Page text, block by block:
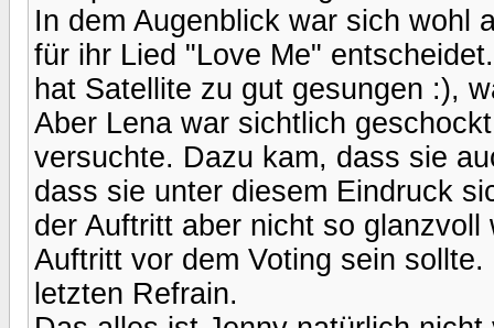
In dem Augenblick war sich wohl
für ihr Lied "Love Me"
hat Satellite zu gut gesungen :),
Aber Lena war sichtlich
versuchte. Dazu kam, dass sie
dass sie unter diesem Eindruck
der Auftritt aber nicht so
Auftritt vor dem Voting sein
letzten Refrain.